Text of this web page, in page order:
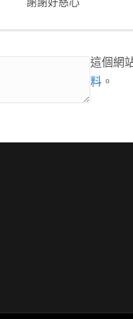
這個網
料 。